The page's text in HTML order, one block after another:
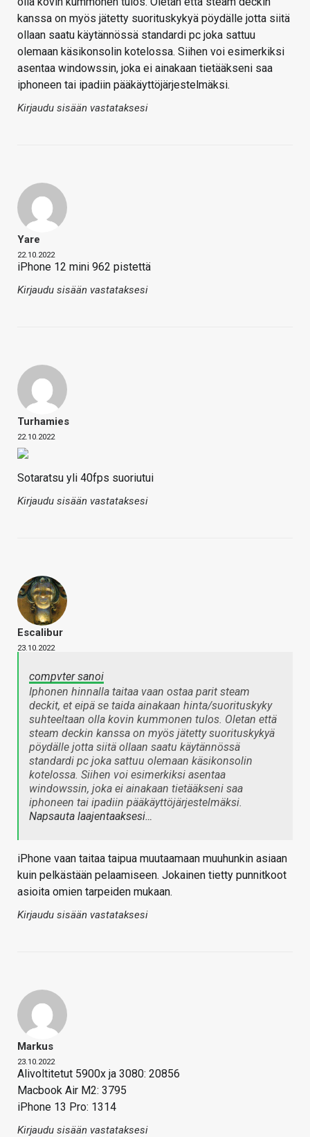
kanssa on myös jätetty suorituskykyä pöydälle jotta siitä
ollaan saatu käytännössä standardi pc joka sattuu
olemaan käsikonsolin kotelossa. Siihen voi esimerkiksi
asentaa windowssin, joka ei ainakaan tietääkseni saa
iphoneen tai ipadiin pääkäyttöjärjestelmäksi.
Kirjaudu sisään vastataksesi
Yare
22.10.2022
iPhone 12 mini 962 pistettä
Kirjaudu sisään vastataksesi
Turhamies
22.10.2022
Sotaratsu yli 40fps suoriutui
Kirjaudu sisään vastataksesi
Escalibur
23.10.2022
compvter sanoi
Iphonen hinnalla taitaa vaan ostaa parit steam
deckit, et eipä se taida ainakaan hinta/suorituskyky
suhteeltaan olla kovin kummonen tulos. Oletan että
steam deckin kanssa on myös jätetty suorituskykyä
pöydälle jotta siitä ollaan saatu käytännössä
standardi pc joka sattuu olemaan käsikonsolin
kotelossa. Siihen voi esimerkiksi asentaa
windowssin, joka ei ainakaan tietääkseni saa
iphoneen tai ipadiin pääkäyttöjärjestelmäksi.
Napsauta laajentaaksesi…
iPhone vaan taitaa taipua muutaamaan muuhunkin asiaan
kuin pelkästään pelaamiseen. Jokainen tietty punnitkoot
asioita omien tarpeiden mukaan.
Kirjaudu sisään vastataksesi
Markus
23.10.2022
Alivoltitetut 5900x ja 3080: 20856
Macbook Air M2: 3795
iPhone 13 Pro: 1314
Kirjaudu sisään vastataksesi